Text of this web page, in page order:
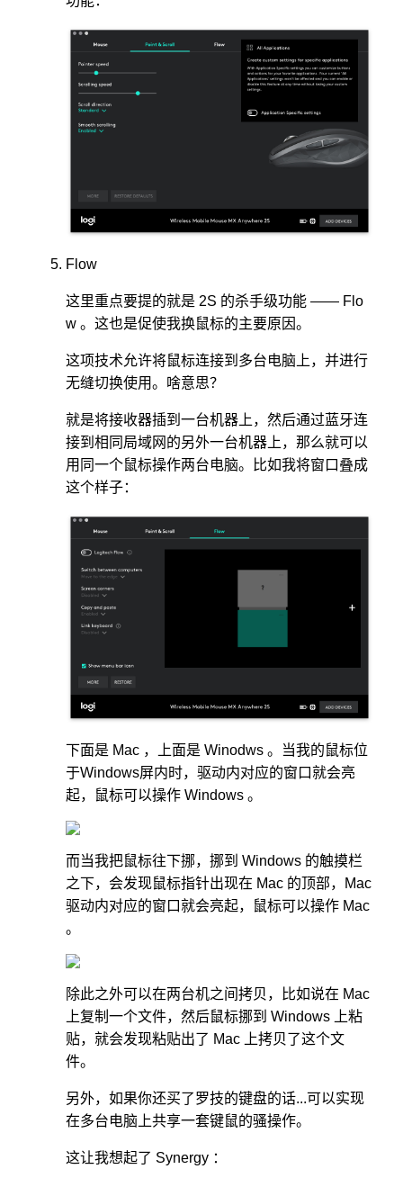
Flow
这里重点要提的就是 2S 的杀手级功能 —— Flo
w 。这也是促使我换鼠标的主要原因。
这项技术允许将鼠标连接到多台电脑上，并进行
无缝切换使用。啥意思？
就是将接收器插到一台机器上，然后通过蓝牙连
接到相同局域网的另外一台机器上，那么就可以
用同一个鼠标操作两台电脑。比如我将窗口叠成
这个样子：
下面是 Mac ，上面是 Winodws 。当我的鼠标位
于Windows屏内时，驱动内对应的窗口就会亮
起，鼠标可以操作 Windows 。
而当我把鼠标往下挪，挪到 Windows 的触摸栏
之下，会发现鼠标指针出现在 Mac 的顶部，Mac
驱动内对应的窗口就会亮起，鼠标可以操作 Mac
。
除此之外可以在两台机之间拷贝，比如说在 Mac
上复制一个文件，然后鼠标挪到 Windows 上粘
贴，就会发现粘贴出了 Mac 上拷贝了这个文
件。
另外，如果你还买了罗技的键盘的话...可以实现
在多台电脑上共享一套键鼠的骚操作。
这让我想起了 Synergy ：